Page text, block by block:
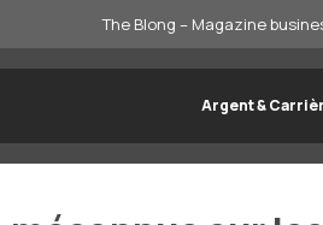
The Blong – Magazine
Argent &